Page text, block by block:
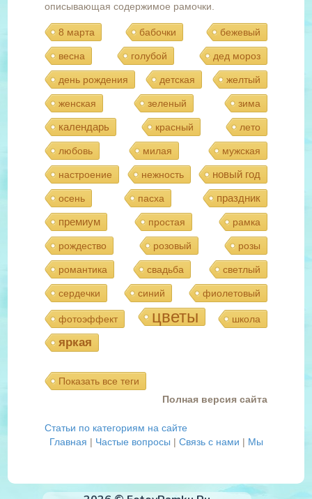
описывающая содержимое рамочки.
8 марта бабочки бежевый
весна голубой дед мороз
день рождения детская желтый
женская зеленый зима
календарь красный лето
любовь милая мужская
настроение нежность новый год
осень пасха
праздник
премиум
простая рамка
рождество розовый розы
романтика свадьба светлый
сердечки синий фиолетовый
фотоэффект цветы школа
яркая
Показать все теги
Полная версия сайта
Статьи по категориям на сайте
Главная | Частые вопросы | Связь с нами | Мы